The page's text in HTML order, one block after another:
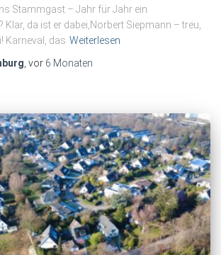
Stammgast – Jahr für Jahr ein
Klar, da ist er dabei,Norbert Siepmann – treu,
Karneval, das Weiterlesen
, vor 6 Monaten